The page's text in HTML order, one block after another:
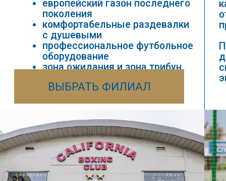
2019/20/21
22/23
Программа для игроков,
которые начинают свой
путь в футболе
Немногочисленные
группы позволяют
уделить максимум
внимания каждому игроку